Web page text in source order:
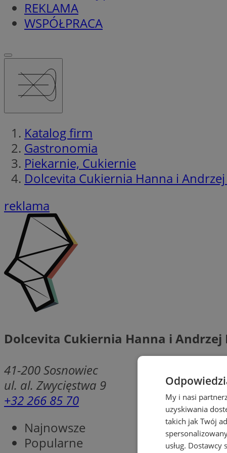
REKLAMA
WSPÓŁPRACA
Katalog firm
Gastronomia
Piekarnie, Cukiernie
Dolcevita Cukiernia Hanna i
reklama
Dolcevita Cukiernia Hanna i Andrzej
41-200Sosnowiec
ul. al. Zwycięstwa 9
+32 266 85 70
Najnowsze
Popularne
My i nasi
uzyskiwania
takich jak Twój
usług. Dostawcy